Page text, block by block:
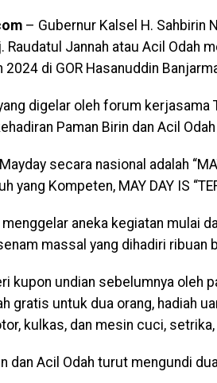
– Gubernur Kalsel H. Sahbirin
Raudatul Jannah atau Acil Odah
2024 di GOR Hasanuddin
digelar oleh forum kerjasama
Paman Birin dan Acil
secara nasional adalah
Kompeten, MAY DAY IS
aneka kegiatan mulai
massal yang dihadiri ribuan
kupon undian sebelumnya oleh
gratis untuk dua orang, hadiah
kulkas, dan mesin cuci, setrika,
dan Acil Odah turut mengundi